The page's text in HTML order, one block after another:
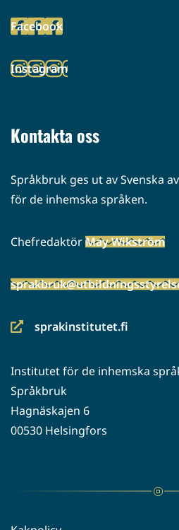
palveluun)
Facebook
(siirryt
palveluun)
Instagram
(siirryt
Kontakta oss
Språkbruk ges ut av Svenska
för de inhemska språken.
ChefredaktörMay Wikström
sprakinstitutet.fi
(siirryt
palveluun)
Institutet för de inhemska
Språkbruk
Hagnäskajen 6
00530 Helsingfors